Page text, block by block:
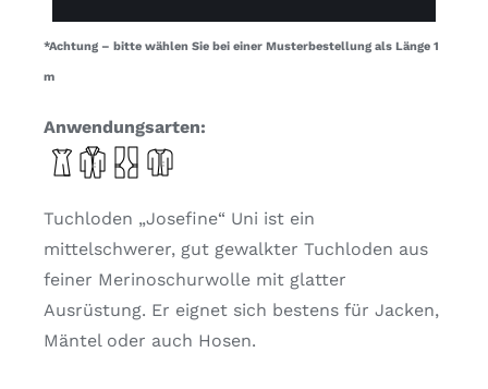
*Achtung – bitte wählen Sie bei einer Musterbestellung als Länge 1
m
Anwendungsarten:
Tuchloden „Josefine“ Uni ist ein
mittelschwerer, gut gewalkter Tuchloden aus
feiner Merinoschurwolle mit glatter
Ausrüstung. Er eignet sich bestens für Jacken,
Mäntel oder auch Hosen.